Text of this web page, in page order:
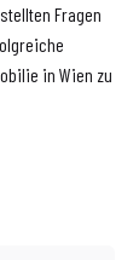
Fragen
in Wien zu